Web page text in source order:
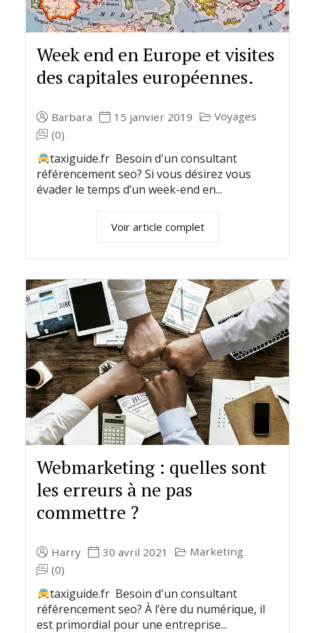
Week end en Europe et visites
des capitales européennes.
Barbara 15 janvier 2019
Voyages
(0)
taxiguide.fr Besoin d'un consultant
référencement seo? Si vous désirez vous
évader le temps d’un week-end en...
Voir article complet
Webmarketing : quelles sont
les erreurs à ne pas
commettre ?
Harry 30 avril 2021
Marketing
(0)
taxiguide.fr Besoin d'un consultant
référencement seo? À l’ère du numérique, il
est primordial pour une entreprise...